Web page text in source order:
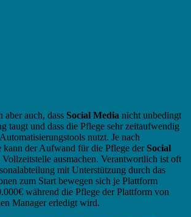
aber auch, dass Social Media nicht unbedingt
taugt und dass die Pflege sehr zeitaufwendig
nutzt. Je nach
kann der Aufwand für die Pflege der Social
Vollzeitstelle ausmachen. Verantwortlich ist oft
mit Unterstützung durch das
zum Start bewegen sich je Plattform
während die Pflege der Plattform von
Manager erledigt wird.